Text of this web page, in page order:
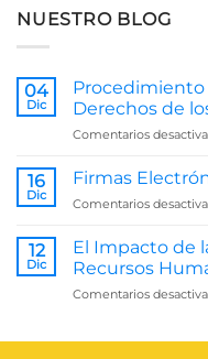
NUESTRO BLOG
04
Dic
Derechos de
Comentarios
16
Dic
Firmas
Comentarios
12
Dic
El Impacto de
Recursos
Comentarios